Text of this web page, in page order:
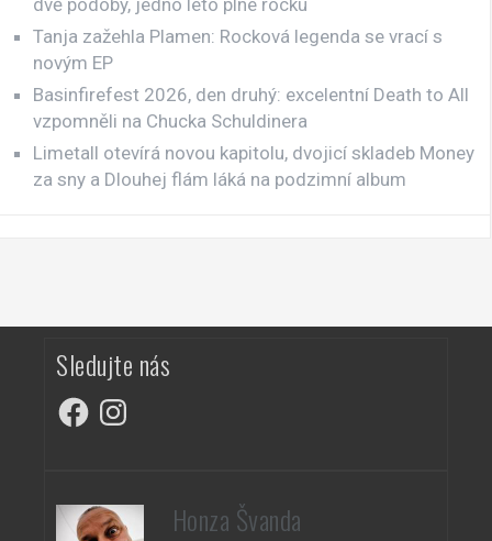
dvě podoby, jedno léto plné rocku
Tanja zažehla Plamen: Rocková legenda se vrací s
novým EP
Basinfirefest 2026, den druhý: excelentní Death to All
vzpomněli na Chucka Schuldinera
Limetall otevírá novou kapitolu, dvojicí skladeb Money
za sny a Dlouhej flám láká na podzimní album
Sledujte nás
FacebookInstagram
Honza Švanda